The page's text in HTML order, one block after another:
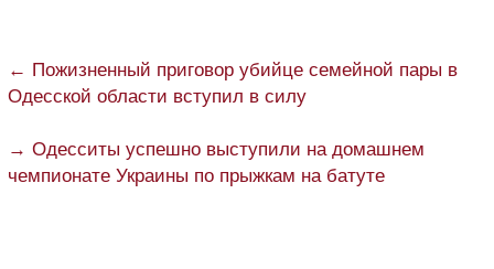
← Пожизненный приговор убийце семейной пары в
Одесской области вступил в силу
→ Одесситы успешно выступили на домашнем
чемпионате Украины по прыжкам на батуте